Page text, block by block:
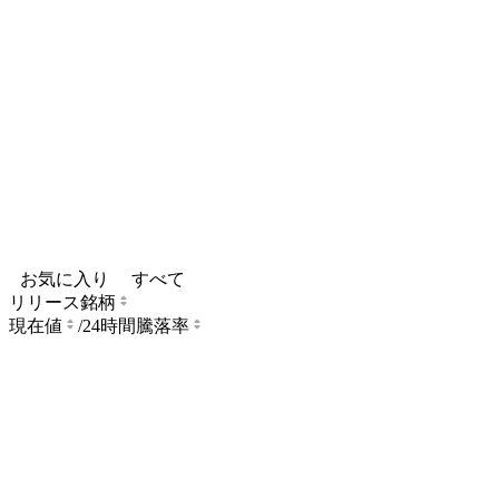
お気に入り
すべて
リリース銘柄
現在値
/24時間騰落率